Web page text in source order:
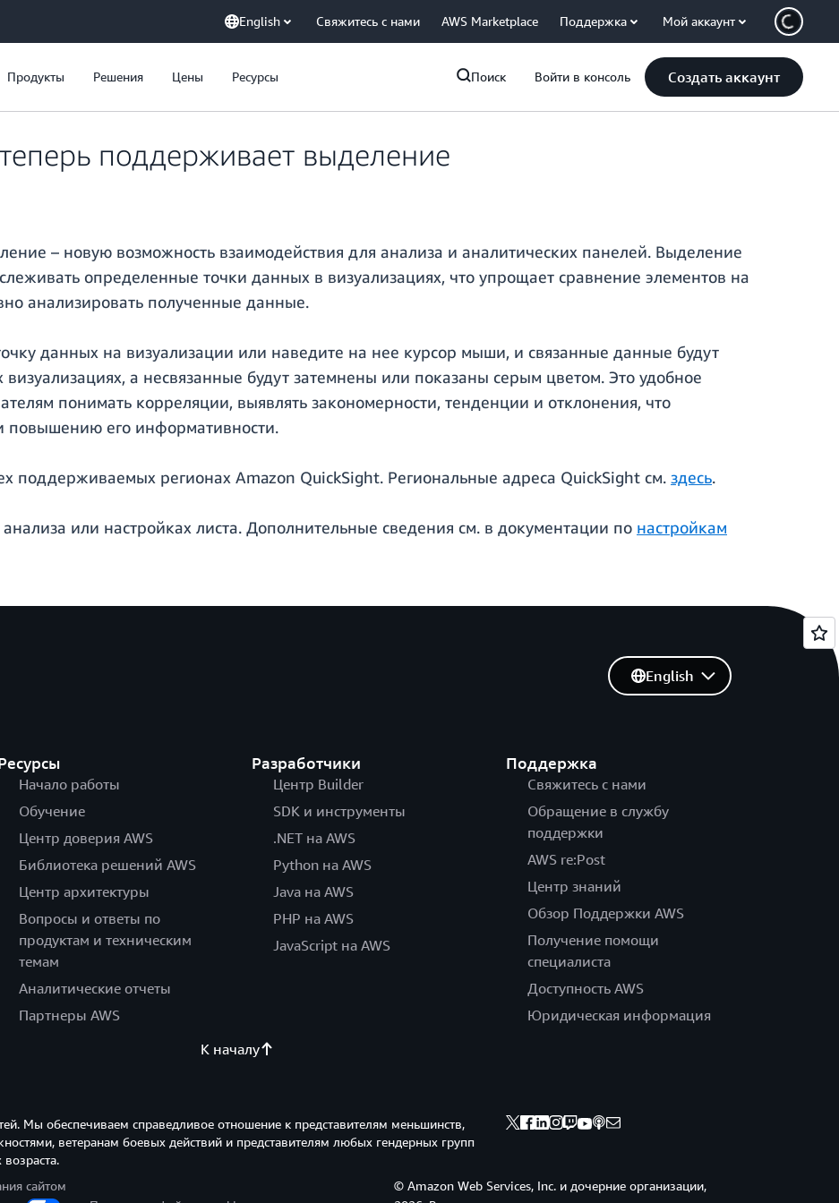
English Свяжитесь с нами AWS Marketplace Поддержка Мой аккаунт
Продукты Решения Цены Ресурсы Поиск Войти в консоль Создать аккаунт
поддерживает выделение
– новую возможность взаимодействия для анализа и аналитических панелей. Выделение
определенные точки данных в визуализациях, что упрощает сравнение элементов на
анализировать полученные данные.
данных на визуализации или наведите на нее курсор мыши, и связанные данные будут
а несвязанные будут затемнены или показаны серым цветом. Это удобное
понимать корреляции, выявлять закономерности, тенденции и отклонения, что
повышению его информативности.
поддерживаемых регионах Amazon QuickSight. Региональные адреса QuickSight см. здесь.
или настройках листа. Дополнительные сведения см. в документации по настройкам
Начало работы
Обучение
Центр доверия AWS
Библиотека решений AWS
Центр архитектуры
Вопросы и ответы по
продуктам и техническим
темам
Аналитические отчеты
Партнеры AWS
Разработчики
Центр Builder
SDK и инструменты
.NET на AWS
Python на AWS
Java на AWS
PHP на AWS
JavaScript на AWS
Поддержка
Свяжитесь с нами
Обращение в службу
поддержки
AWS re:Post
Центр знаний
Обзор Поддержки AWS
Получение помощи
специалиста
Доступность AWS
Юридическая информация
English
К началу
Мы обеспечиваем справедливое отношение к представителям меньшинств,
ветеранам боевых действий и представителям любых гендерных групп
сайтом
© Amazon Web Services, Inc. и дочерние организации,